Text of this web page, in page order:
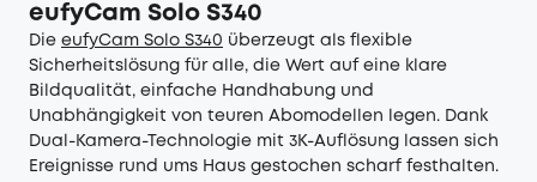
eufyCam Solo S340
Die eufyCam Solo S340 überzeugt als flexible
Sicherheitslösung für alle, die Wert auf eine klare
Bildqualität, einfache Handhabung und
Unabhängigkeit von teuren Abomodellen legen. Dank
Dual-Kamera-Technologie mit 3K-Auflösung lassen sich
Ereignisse rund ums Haus gestochen scharf festhalten.